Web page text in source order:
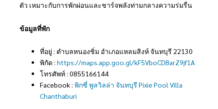
ตัว เหมาะกับการพักผ่อนและชาร์จพลังท่ามกลางความร่มรื่น
ข้อมูลที่พัก
ที่อยู่ : ตำบลหนองชิ่ม อำเภอแหลมสิงห์ จันทบุรี 22130
พิกัด : https://maps.app.goo.gl/kF5VboCDBarZ9jf1A
โทรศัพท์ : 0855166144
Facebook : พิกซี่ พูลวิลล่า จันทบุรี Pixie Pool Villa
Chanthaburi